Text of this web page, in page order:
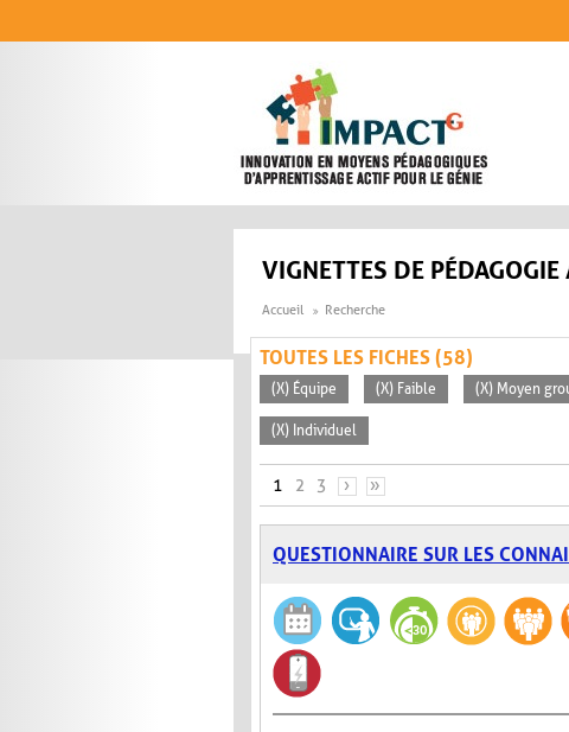
VIGNETTES DE PÉDAGOGIE
Accueil Recherche
TOUTES LES FICHES (58)
(X) Équipe (X) Faible (X) Moyen
(X) Individuel
PAGES
1 2 3 › »
QUESTIONNAIRE SUR LES